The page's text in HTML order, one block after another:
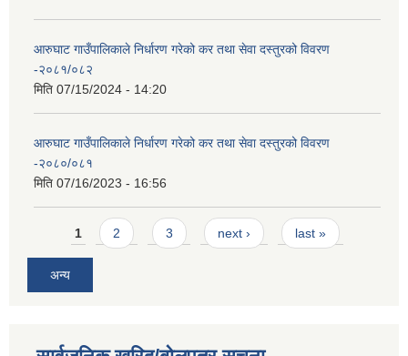
आरुघाट गाउँपालिकाले निर्धारण गरेको कर तथा सेवा दस्तुरको विवरण
-२०८१/०८२
मिति 07/15/2024 - 14:20
आरुघाट गाउँपालिकाले निर्धारण गरेको कर तथा सेवा दस्तुरको विवरण
-२०८०/०८१
मिति 07/16/2023 - 16:56
Pages
1 2 3 next › last »
अन्य